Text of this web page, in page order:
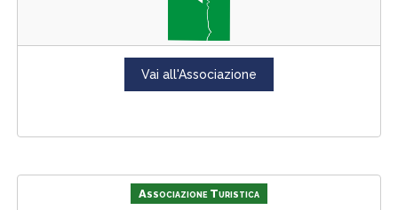
Vai all'Associazione
Associazione Turistica